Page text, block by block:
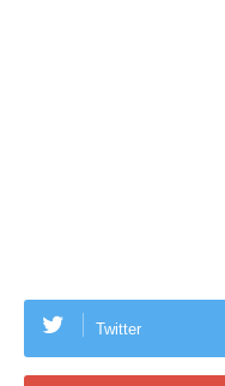
Twitter